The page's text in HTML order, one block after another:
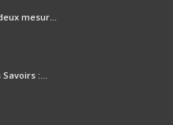
mesur...
:...